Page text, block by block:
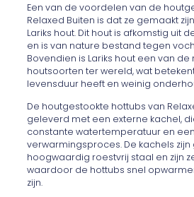
Een van de voordelen van de
Relaxed Buiten is dat ze gemaakt
Lariks hout. Dit hout is afkomstig uit
en is van nature bestand tegen
Bovendien is Lariks hout een van
houtsoorten ter wereld, wat
levensduur heeft en weinig
De houtgestookte hottubs van
geleverd met een externe kachel,
constante watertemperatuur en
verwarmingsproces. De kachels
hoogwaardig roestvrij staal en zijn
waardoor de hottubs snel
zijn.